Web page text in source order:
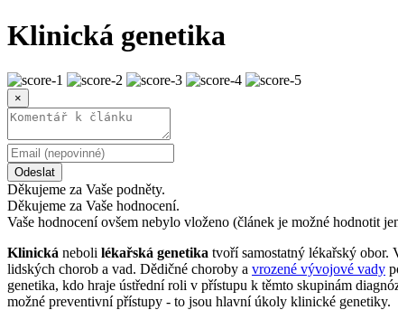
Klinická genetika
×
Odeslat
Děkujeme za Vaše podněty.
Děkujeme za Vaše hodnocení.
Vaše hodnocení ovšem nebylo vloženo (článek je možné hodnotit
Klinická neboli lékařská genetika tvoří samostatný lékařský obor.
lidských chorob a vad. Dědičné choroby a vrozené vývojové vady
genetika, kdo hraje ústřední roli v přístupu k těmto skupinám
možné preventivní přístupy - to jsou hlavní úkoly klinické genetiky.